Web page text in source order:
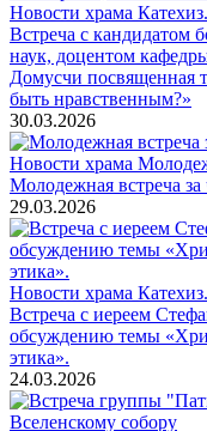
Новости храма
Встреча с кандидатом
наук, доцентом
Домусчи посвященная
быть нравственным?»
30.03.2026
Новости храма
Молодежная встреча
29.03.2026
Новости храма
Встреча с иереем
обсуждению темы
этика».
24.03.2026